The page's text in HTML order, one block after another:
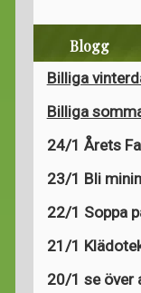
Blogg
Billiga
Billiga
24/1 Årets
23/1 Bli
22/1 Soppa
21/1
20/1 se över